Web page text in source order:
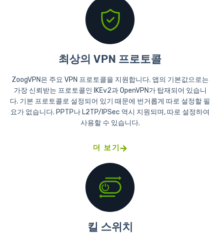
최상의 VPN 프로토콜
ZoogVPN은 주요 VPN 프로토콜을 지원합니다. 앱의 기본값으로는
가장 신뢰받는 프로토콜인 IKEv2과 OpenVPN가 탑재되어 있습니
다. 기본 프로토콜로 설정되어 있기 때문에 번거롭게 따로 설정할 필
요가 없습니다. PPTP나 L2TP/IPSec 역시 지원되며, 따로 설정하여
사용할 수 있습니다.
더 보기
킬 스위치